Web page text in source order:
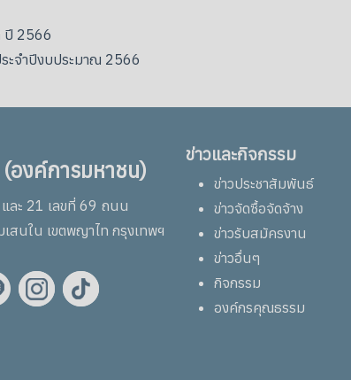
ปี 2566
ะจำปีงบประมาณ 2566
งค์การมหาชน)
ละ 21 เลขที่ 69 ถนน
สนใน เขตพญาไท กรุงเทพฯ
ข่าวและกิจกรรม
ข่าวประชาสัมพันธ์
ข่าวจัดซื้อจัดจ้าง
ข่าวรับสมัครงาน
ข่าวอื่นๆ
กิจกรรม
องค์กรคุณธรรม